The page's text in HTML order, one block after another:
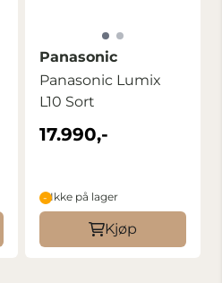
Panasonic
Panasonic Lumix
L10 Sort
17.990,-
Ikke på lager
Kjøp